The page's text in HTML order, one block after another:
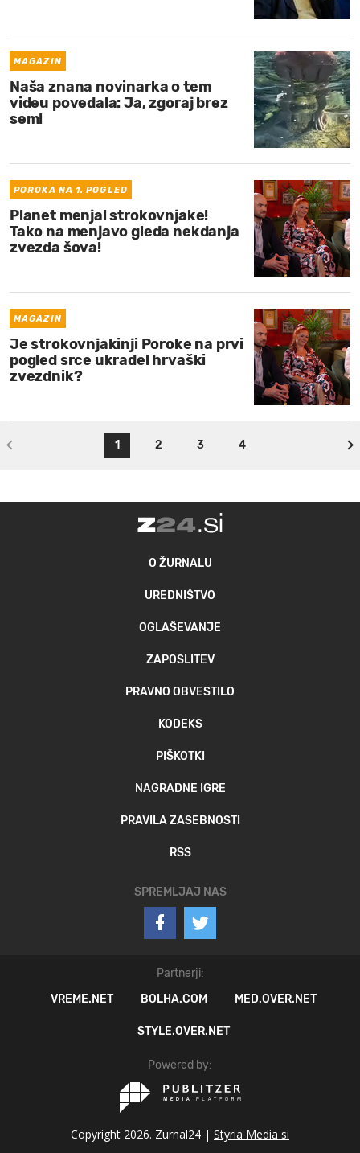
MAGAZIN
Naša znana novinarka o tem
videu povedala: Ja, zgoraj brez
sem!
POROKA NA 1. POGLED
Planet menjal strokovnjake!
Tako na menjavo gleda nekdanja
zvezda šova!
MAGAZIN
Je strokovnjakinji Poroke na prvi
pogled srce ukradel hrvaški
zvezdnik?
1 2 3 4
O ŽURNALU
UREDNIŠTVO
OGLAŠEVANJE
ZAPOSLITEV
PRAVNO OBVESTILO
KODEKS
PIŠKOTKI
NAGRADNE IGRE
PRAVILA ZASEBNOSTI
RSS
SPREMLJAJ NAS
Partnerji:
VREME.NET
BOLHA.COM MED.OVER.NET
STYLE.OVER.NET
Powered by:
Copyright 2026. Zurnal24 | Styria Media si